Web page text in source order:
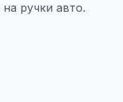
ручки авто.